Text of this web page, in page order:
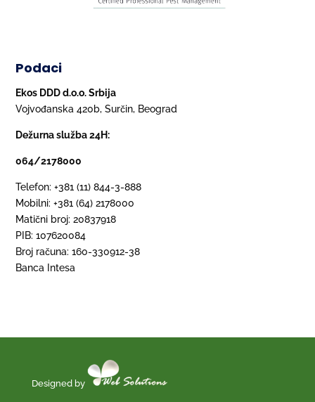
Podaci
Ekos DDD d.o.o. Srbija
Vojvođanska 420b, Surčin, Beograd
Dežurna služba 24H:
064/2178000
Telefon: +381 (11) 844-3-888
Mobilni: +381 (64) 2178000
Matični broj: 20837918
PIB: 107620084
Broj računa: 160-330912-38
Banca Intesa
Designed by